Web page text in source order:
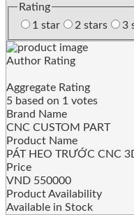
Rating
1 star
2 stars 3
Author Rating
Aggregate Rating
5 based on 1 votes
Brand Name
CNC CUSTOM PART
Product Name
PÁT HEO TRƯỚC CNC
Price
VND 550000
Product Availability
Available in Stock